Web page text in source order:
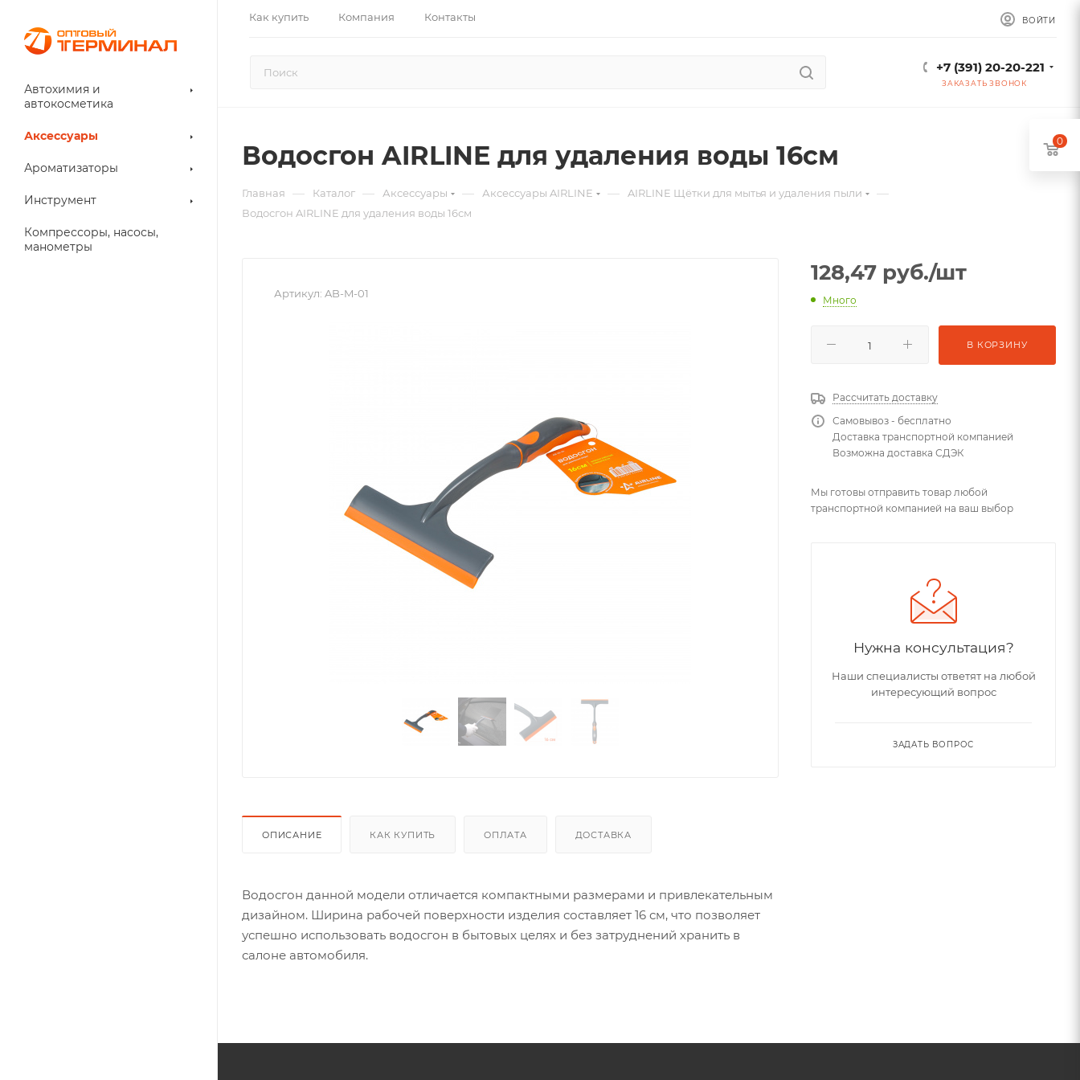
Как купить Компания Контакты ВОЙТИ
+7 (391) 20-20-221
ЗАКАЗАТЬ ЗВОНОК
Автохимия и
автокосметика
Аксессуары
Ароматизаторы
Инструмент
Компрессоры, насосы,
манометры
Водосгон AIRLINE для удаления воды 16см
Главная — Каталог — Аксессуары — Аксессуары AIRLINE — AIRLINE Щётки для мытья и удаления пыли —
Водосгон AIRLINE для удаления воды 16см
Артикул: AB-M-01
ОПИСАНИЕ КАК КУПИТЬ ОПЛАТА ДОСТАВКА
Водосгон данной модели отличается компактными размерами и привлекательным
дизайном. Ширина рабочей поверхности изделия составляет 16 см, что позволяет
успешно использовать водосгон в бытовых целях и без затруднений хранить в
салоне автомобиля.
128,47 руб./шт
Много
В КОРЗИНУ
Рассчитать доставку
Самовывоз - бесплатно
Доставка транспортной компанией
Возможна доставка СДЭК
Мы готовы отправить товар любой
транспортной компанией на ваш выбор
Нужна консультация?
Наши специалисты ответят на любой
интересующий вопрос
ЗАДАТЬ ВОПРОС
0